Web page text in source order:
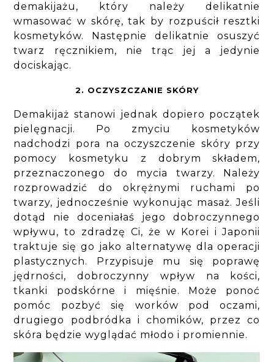
demakijażu, który należy delikatnie
wmasować w skórę, tak by rozpuścił resztki
kosmetyków. Następnie delikatnie osuszyć
twarz ręcznikiem, nie trąc jej a jedynie
dociskając.
2. OCZYSZCZANIE SKÓRY
Demakijaż stanowi jednak dopiero początek
pielęgnacji. Po zmyciu kosmetyków
nadchodzi pora na oczyszczenie skóry przy
pomocy kosmetyku z dobrym składem,
przeznaczonego do mycia twarzy. Należy
rozprowadzić do okrężnymi ruchami po
twarzy, jednocześnie wykonując masaż. Jeśli
dotąd nie doceniałaś jego dobroczynnego
wpływu, to zdradzę Ci, że w Korei i Japonii
traktuje się go jako alternatywę dla operacji
plastycznych. Przypisuje mu się poprawę
jędrności, dobroczynny wpływ na kości,
tkanki podskórne i mięśnie. Może ponoć
pomóc pozbyć się worków pod oczami,
drugiego podbródka i chomików, przez co
skóra będzie wyglądać młodo i promiennie.